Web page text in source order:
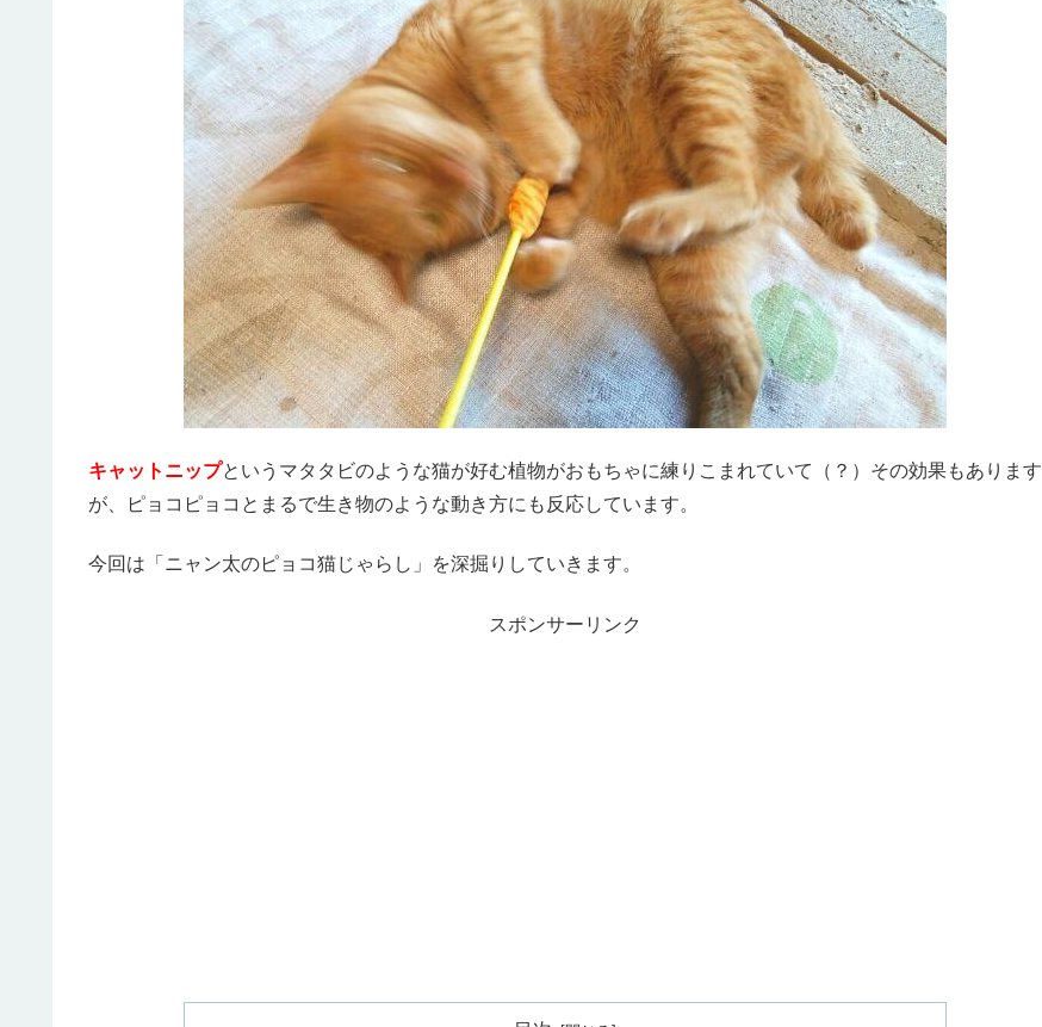
キャットニップというマタタビのような猫が好む植物がおもちゃに練りこまれていて（？）その効果もあります
が、ピョコピョコとまるで生き物のような動き方にも反応しています。
今回は「ニャン太のピョコ猫じゃらし」を深掘りしていきます。
スポンサーリンク